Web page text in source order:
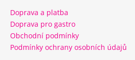
Doprava a platba
Doprava pro gastro
Obchodní podmínky
Podmínky ochrany osobních údajů